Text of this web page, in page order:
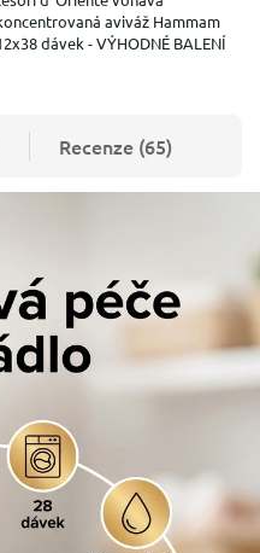
aviváž Hammam
dávek - VÝHODNÉ BALENÍ
Recenze (65)